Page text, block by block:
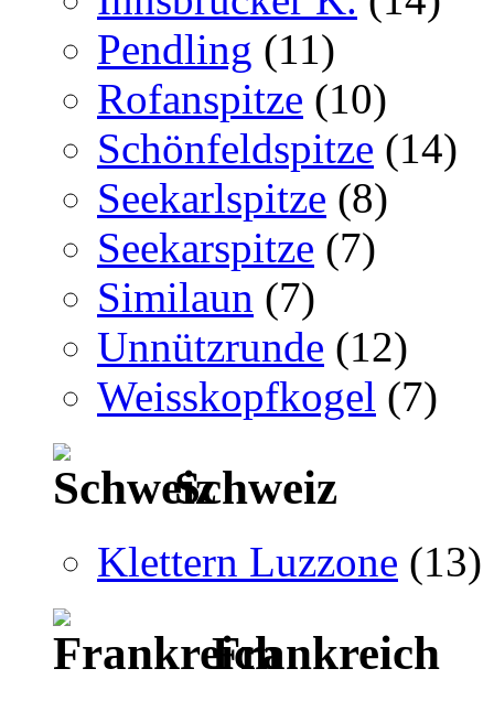
Pendling (11)
Rofanspitze (10)
Schönfeldspitze (14)
Seekarlspitze (8)
Seekarspitze (7)
Similaun (7)
Unnützrunde (12)
Weisskopfkogel (7)
Schweiz
Klettern Luzzone (13)
Frankreich